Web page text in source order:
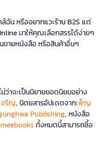
ฉัน หรืออยากแวะร้าน B2S แต่
มาให้คุณเลือกสรรได้ง่ายๆ
ขายหนังสือ หรือสินค้าอื่นๆ
ว่าจะเป็นนิยายยอดนิยมอย่าง
ริญ, นิตยสารอัปเดตจากเพ็ญ
Publishing, หนังสือ
ทั้งหมดนี้สามารถซื้อ